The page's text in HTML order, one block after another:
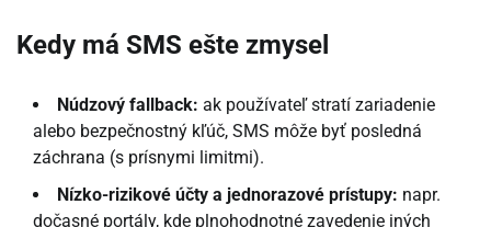
Kedy má SMS ešte zmysel
Núdzový fallback: ak používateľ stratí zariadenie
alebo bezpečnostný kľúč, SMS môže byť posledná
záchrana (s prísnymi limitmi).
Nízko-rizikové účty a jednorazové prístupy: napr.
dočasné portály, kde plnohodnotné zavedenie iných